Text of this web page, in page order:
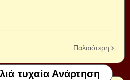
Παλαιότερη
τυχαία Ανάρτηση